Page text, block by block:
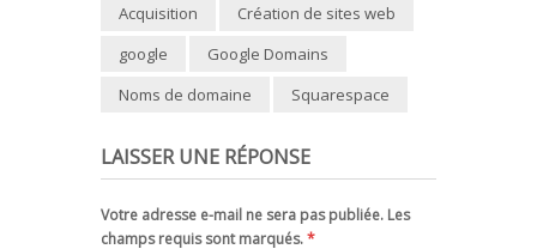
Acquisition
Création de sites web
google
Google Domains
Noms de domaine
Squarespace
LAISSER UNE RÉPONSE
Votre adresse e-mail ne sera pas publiée. Les
champs requis sont marqués.*